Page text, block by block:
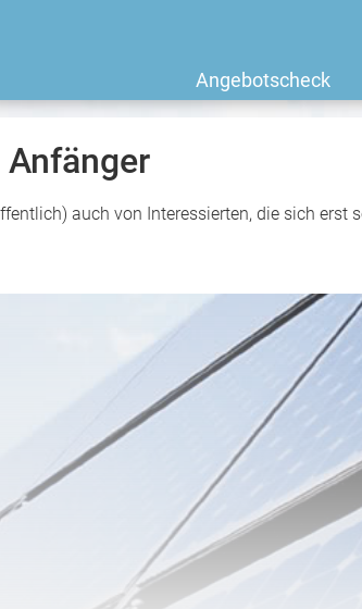
Angebotscheck
auch von Interessierten, die sich